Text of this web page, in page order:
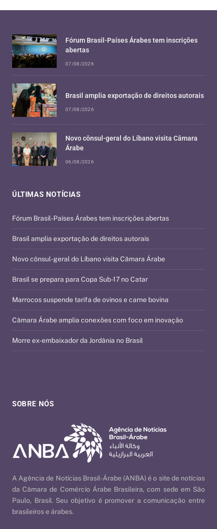
SOBRE NÓS
A Agência de Notícias Brasil-Árabe (ANBA) é o site de notícias
da Câmara de Comércio Árabe Brasileira, com sede em São
Paulo, Brasil. Seu objetivo é promover a comunicação entre
brasileiros e árabes.
ÚLTIMAS NOTÍCIAS
Fórum Brasil-Países Árabes tem inscrições abertas
Brasil amplia exportação de direitos autorais
Novo cônsul-geral do Líbano visita Câmara Árabe
Brasil se prepara para Copa Sub-17 no Catar
Marrocos suspende tarifa de ovinos e carne bovina
Câmara Árabe amplia conexões com foco em inovação
Morre ex-embaixador da Jordânia no Brasil
Fórum Brasil-Países Árabes tem inscrições
abertas
07/08/2026
Brasil amplia exportação de direitos autorais
07/08/2026
Novo cônsul-geral do Líbano visita Câmara
Árabe
06/08/2026